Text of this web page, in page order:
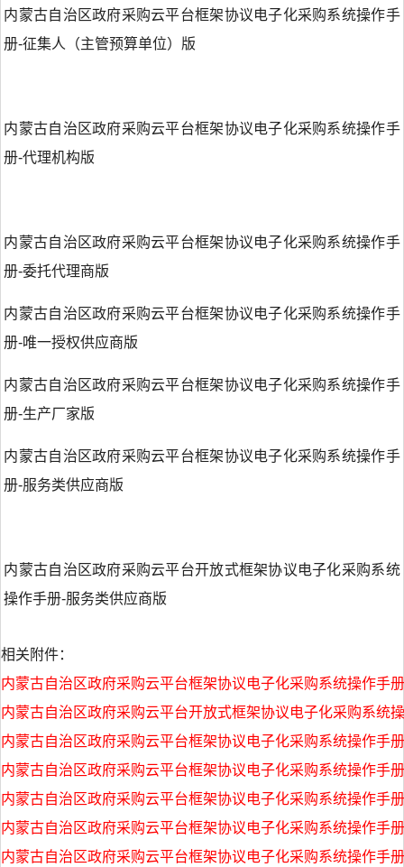
内蒙古自治区政府采购云平台框架协议电子化采购系统操作手
册-征集人（主管预算单位）版
内蒙古自治区政府采购云平台框架协议电子化采购系统操作手
册-代理机构版
内蒙古自治区政府采购云平台框架协议电子化采购系统操作手
册-委托代理商版
内蒙古自治区政府采购云平台框架协议电子化采购系统操作手
册-唯一授权供应商版
内蒙古自治区政府采购云平台框架协议电子化采购系统操作手
册-生产厂家版
内蒙古自治区政府采购云平台框架协议电子化采购系统操作手
册-服务类供应商版
内蒙古自治区政府采购云平台开放式框架协议电子化采购系统
操作手册-服务类供应商版
相关附件：
内蒙古自治区政府采购云平台框架协议电子化采购系统操作手
内蒙古自治区政府采购云平台开放式框架协议电子化采购系统
内蒙古自治区政府采购云平台框架协议电子化采购系统操作手
内蒙古自治区政府采购云平台框架协议电子化采购系统操作手
内蒙古自治区政府采购云平台框架协议电子化采购系统操作手
内蒙古自治区政府采购云平台框架协议电子化采购系统操作手
内蒙古自治区政府采购云平台框架协议电子化采购系统操作手